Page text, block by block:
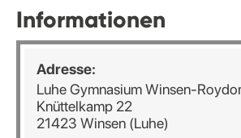
Informationen
Adresse:
Luhe Gymnasium Winsen-
Knüttelkamp 22
21423 Winsen (Luhe)